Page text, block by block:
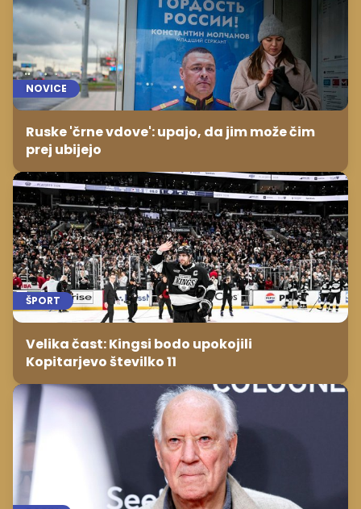
NOVICE
Ruske 'črne vdove': upajo, da jim može čim
prej ubijejo
ŠPORT
Velika čast: Kingsi bodo upokojili
Kopitarjevo številko 11